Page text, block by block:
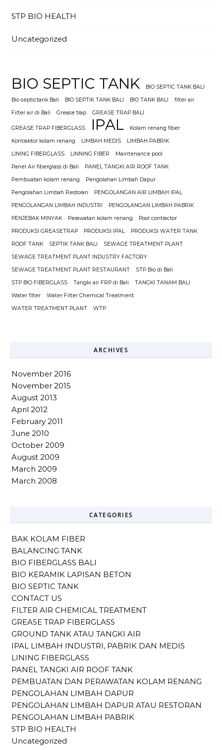
STP BIO HEALTH
Uncategorized
BIO SEPTIC TANK
BIO SEPTIC TANK BALI
Bio septictank Bali
BIO SEPTIK TANK BALI BIO TANK BALI
filter air
Filter air di Bali
Grease trap GREASE TRAP BALI
GREASE TRAP FIBERGLASS IPAL
Kolam renang fiber
Kontraktor kolam renang
LIMBAH MEDIS
LIMBAH PABRIK
LINING FIBERGLASS
LINNING FIBER
Maintenance pool
Panel Air fiberglass di Bali
PANEL TANGKI AIR ROOF TANK
Pembuatan kolam renang
Pengolahan Limbah Dapur
Pengolahan Limbah Restoran
PENGOLANGAN AIR LIMBAH IPAL
PENGOLANGAN LIMBAH INDUSTRI
PENGOLANGAN LIMBAH PABRIK
PENJEBAK MINYAK
Perawatan kolam renang
Pool contractor
PRODUKSI GREASETRAP
PRODUKSI IPAL
PRODUKSI WATER TANK
ROOF TANK
SEPTIK TANK BALI
SEWAGE TREATMENT PLANT
SEWAGE TREATMENT PLANT INDUSTRY FACTORY
SEWAGE TREATMENT PLANT RESTAURANT
STP Bio di Bali
STP BIO FIBERGLASS
Tangki air FRP di Bali
TANGKI TANAM BALI
Water filter
Water Filter Chemical Treatment
WATER TREATMENT PLANT
WTP
ARCHIVES
November 2016
November 2015
August 2013
April 2012
February 2011
June 2010
October 2009
August 2009
March 2009
March 2008
CATEGORIES
BAK KOLAM FIBER
BALANCING TANK
BIO FIBERGLASS BALI
BIO KERAMIK LAPISAN BETON
BIO SEPTIC TANK
CONTACT US
FILTER AIR CHEMICAL TREATMENT
GREASE TRAP FIBERGLASS
GROUND TANK ATAU TANGKI AIR
IPAL LIMBAH INDUSTRI, PABRIK DAN MEDIS
LINING FIBERGLASS
PANEL TANGKI AIR ROOF TANK
PEMBUATAN DAN PERAWATAN KOLAM RENANG
PENGOLAHAN LIMBAH DAPUR
PENGOLAHAN LIMBAH DAPUR ATAU RESTORAN
PENGOLAHAN LIMBAH PABRIK
STP BIO HEALTH
Uncategorized